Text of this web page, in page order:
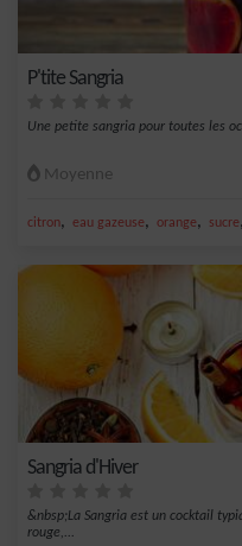
P'tite Sangria
Une petite sangria pour toutes les
Moyenne
citron, eau gazeuse, orange, sucre,
Sangria d'Hiver
&nbsp;La Sangria est un cocktail
rouge,...